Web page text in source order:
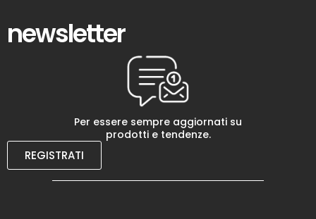
newsletter
Per essere sempre aggiornati su
prodotti e tendenze.
REGISTRATI